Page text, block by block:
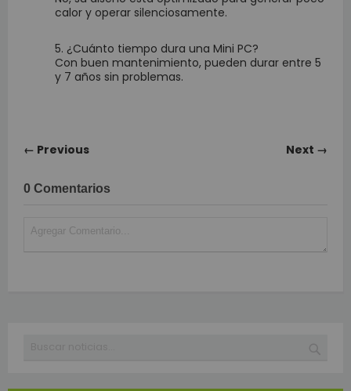
calor y operar silenciosamente.
¿Cuánto tiempo dura una Mini PC?
Con buen mantenimiento, pueden durar entre 5
y 7 años sin problemas.
← Previous Next →
0 Comentarios